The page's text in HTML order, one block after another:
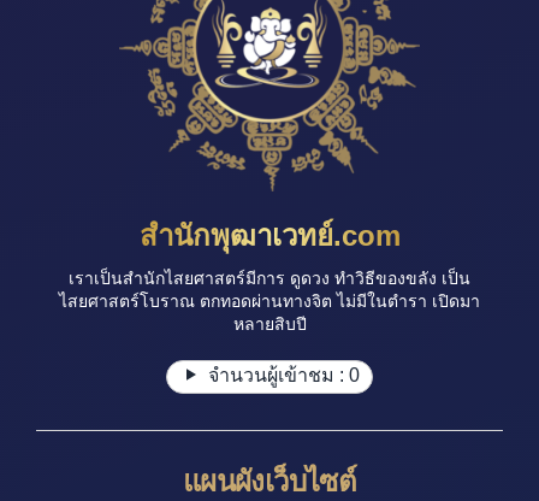
สำนักพุฒาเวทย์.com
เราเป็นสำนักไสยศาสตร์มีการ ดูดวง ทำวิธีของขลัง เป็น
ไสยศาสตร์โบราณ ตกทอดผ่านทางจิต ไม่มีในตำรา เปิดมา
หลายสิบปี
จำนวนผู้เข้าชม : 0
แผนผังเว็บไซต์